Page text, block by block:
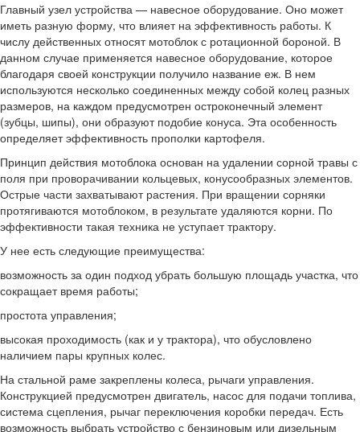
Главный узел устройства — навесное оборудование. Оно может
иметь разную форму, что влияет на эффективность работы. К
числу действенных относят мотоблок с ротационной бороной. В
данном случае применяется навесное оборудование, которое
благодаря своей конструкции получило название еж. В нем
используются несколько соединенных между собой колец разных
размеров, на каждом предусмотрен остроконечный элемент
(зубцы, шипы), они образуют подобие конуса. Эта особенность
определяет эффективность прополки картофеля.
Принцип действия мотоблока основан на удалении сорной травы с
поля при проворачивании кольцевых, конусообразных элементов.
Острые части захватывают растения. При вращении сорняки
протягиваются мотоблоком, в результате удаляются корни. По
эффективности такая техника не уступает трактору.
У нее есть следующие преимущества:
возможность за один подход убрать большую площадь участка, что
сокращает время работы;
простота управления;
высокая проходимость (как и у трактора), что обусловлено
наличием пары крупных колес.
На стальной раме закреплены колеса, рычаги управления.
Конструкцией предусмотрен двигатель, насос для подачи топлива,
система сцепления, рычаг переключения коробки передач. Есть
возможность выбрать устройство с бензиновым или дизельным